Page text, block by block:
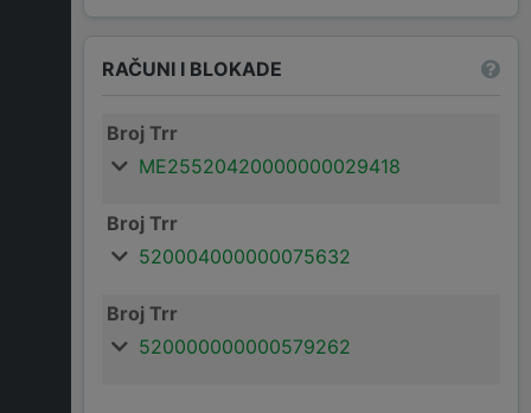
RAČUNI I BLOKADE
Broj Trr
ME25520420000000029418
Broj Trr
520004000000075632
Broj Trr
520000000000579262